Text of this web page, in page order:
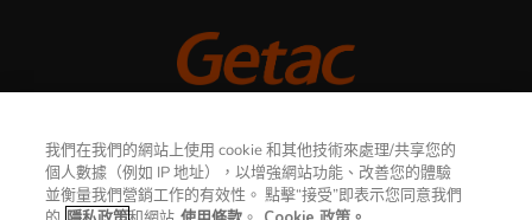
© 2026 GETAC. All Rights Reserved.
隱私權聲明 使用條款
聯繫我們
我們在我們的網站上使用 cookie 和其他技術來處理/共享您的
個人數據（例如 IP 地址），以增強網站功能、改善您的體驗
並衡量我們營銷工作的有效性。 點擊“接受”即表示您同意我們